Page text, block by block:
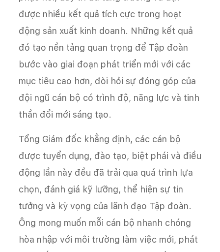
được nhiều kết quả tích cực trong hoạt
động sản xuất kinh doanh. Những kết quả
đó tạo nền tảng quan trọng để Tập đoàn
bước vào giai đoạn phát triển mới với các
mục tiêu cao hơn, đòi hỏi sự đóng góp của
đội ngũ cán bộ có trình độ, năng lực và tinh
thần đổi mới sáng tạo.
Tổng Giám đốc khẳng định, các cán bộ
được tuyển dụng, đào tạo, biệt phái và điều
động lần này đều đã trải qua quá trình lựa
chọn, đánh giá kỹ lưỡng, thể hiện sự tin
tưởng và kỳ vọng của lãnh đạo Tập đoàn.
Ông mong muốn mỗi cán bộ nhanh chóng
hòa nhập với môi trường làm việc mới, phát